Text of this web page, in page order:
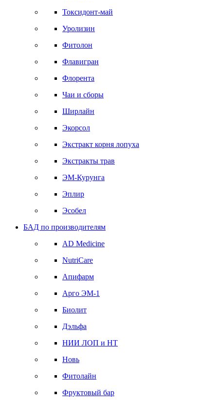
Токсидонт-май
Уролизин
Фитолон
Флавигран
Флорента
Чаи и сборы
Ширлайн
Экорсол
Экстракт корня лопуха
Экстракты трав
ЭМ-Курунга
Эплир
Эсобел
БАД по производителям
AD Medicine
NutriCare
Апифарм
Арго ЭМ-1
Биолит
Дэльфа
НИИ ЛОП и НТ
Новь
Фитолайн
Фруктовый бар